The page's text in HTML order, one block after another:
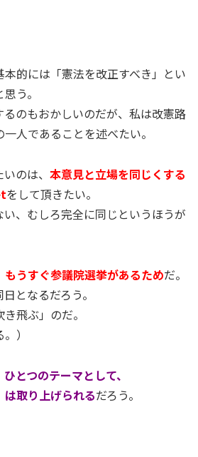
的には「憲法を改正すべき」とい
う。
るのもおかしいのだが、私は改憲路
人であることを述べたい。
のは、 本意見と立場を同じくする
をして頂きたい。
、むしろ完全に同じというほうが
うすぐ参議院選挙があるためだ。
となるだろう。
飛ぶ」のだ。
）
とつのテーマとして、
取り上げられるだろう。